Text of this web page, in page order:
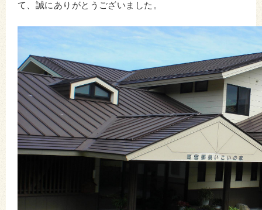
て、誠にありがとうございました。